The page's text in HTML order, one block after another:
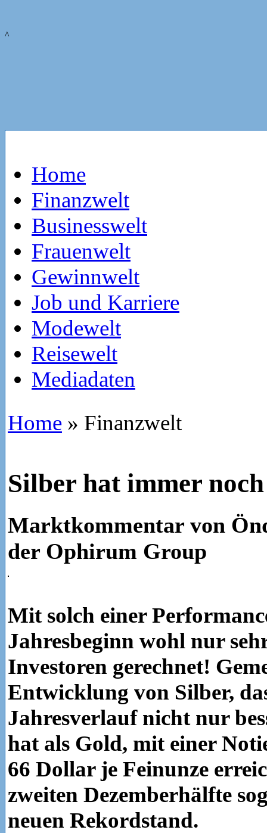
^
Home
Finanzwelt
Businesswelt
Frauenwelt
Gewinnwelt
Job und Karriere
Modewelt
Reisewelt
Mediadaten
Home » Finanzwelt
Silber hat immer
Marktkommentar von
der Ophirum Group
Mit solch einer
Jahresbeginn wohl nur
Investoren gerechnet!
Entwicklung von Silber,
Jahresverlauf nicht nur
hat als Gold, mit einer
66 Dollar je Feinunze
zweiten Dezemberhälfte
neuen Rekordstand.